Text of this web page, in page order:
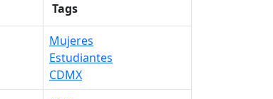
Tags
Mujeres
Estudiantes
CDMX